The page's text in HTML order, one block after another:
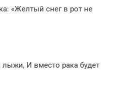
«Желтый снег в рот не
лыжи, И вместо рака будет